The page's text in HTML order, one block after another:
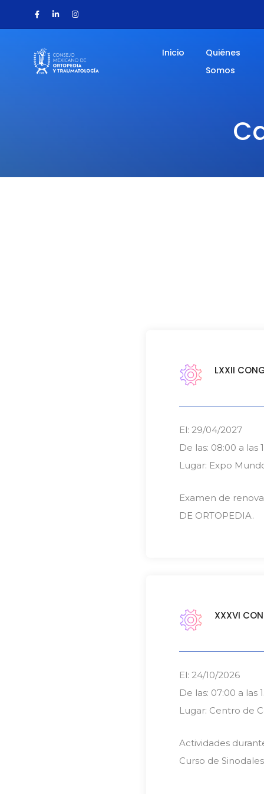
Inicio
Quiénes
Somos
LXXII
El: 29/04/2027
De las: 08:00 a las
Lugar: Expo
Examen de
DE ORTOPEDIA.
XXXVI
El: 24/10/2026
De las: 07:00 a las
Lugar: Centro de
Actividades
Curso de